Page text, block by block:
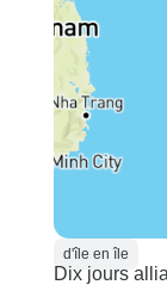
d'île en île
Dix jours